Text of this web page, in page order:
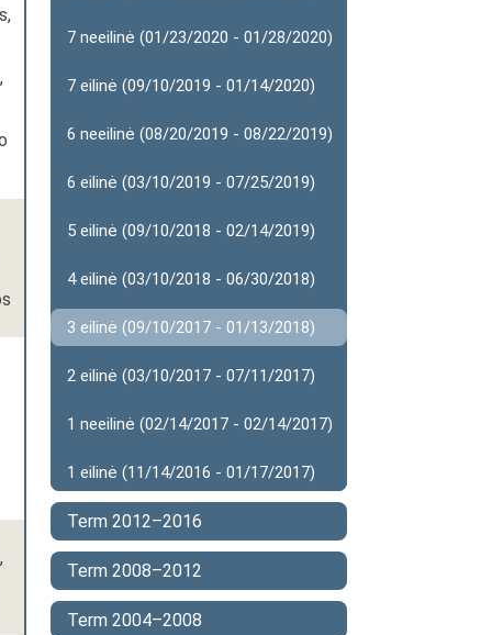
7 neeilinė (01/23/2020 - 01/28/2020)
7 eilinė (09/10/2019 - 01/14/2020)
6 neeilinė (08/20/2019 - 08/22/2019)
6 eilinė (03/10/2019 - 07/25/2019)
5 eilinė (09/10/2018 - 02/14/2019)
4 eilinė (03/10/2018 - 06/30/2018)
3 eilinė (09/10/2017 - 01/13/2018)
2 eilinė (03/10/2017 - 07/11/2017)
1 neeilinė (02/14/2017 - 02/14/2017)
1 eilinė (11/14/2016 - 01/17/2017)
Term 2012–2016
Term 2008–2012
Term 2004–2008